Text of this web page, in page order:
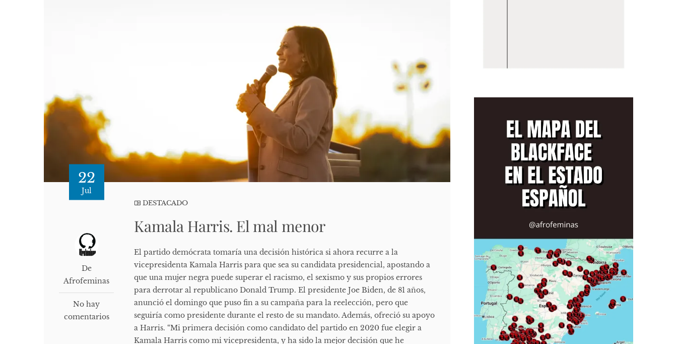
22
Jul
De
Afrofeminas
No hay
comentarios
DESTACADO
Kamala Harris. El mal menor
El partido demócrata tomaría una decisión histórica si ahora recurre a la
vicepresidenta Kamala Harris para que sea su candidata presidencial, apostando a
que una mujer negra puede superar el racismo, el sexismo y sus propios errores
para derrotar al republicano Donald Trump. El presidente Joe Biden, de 81 años,
anunció el domingo que puso fin a su campaña para la reelección, pero que
seguiría como presidente durante el resto de su mandato. Además, ofreció su apoyo
a Harris. “Mi primera decisión como candidato del partido en 2020 fue elegir a
Kamala Harris como mi vicepresidenta, y ha sido la mejor decisión que he